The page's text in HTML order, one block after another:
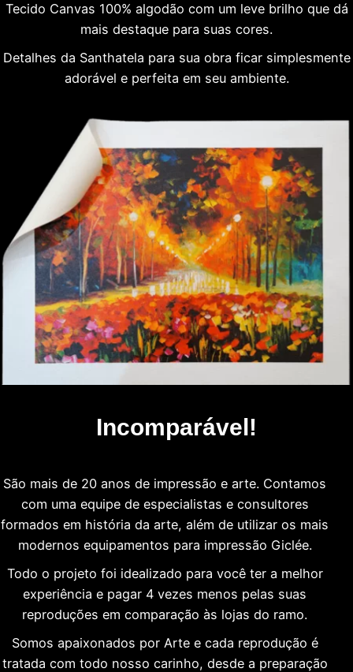
Tecido Canvas 100% algodão com um leve brilho que dá
mais destaque para suas cores.
Detalhes da Santhatela para sua obra ficar simplesmente
adorável e perfeita em seu ambiente.
Incomparável!
São mais de 20 anos de impressão e arte. Contamos
com uma equipe de especialistas e consultores
formados em história da arte, além de utilizar os mais
modernos equipamentos para impressão Giclée.
Todo o projeto foi idealizado para você ter a melhor
experiência e pagar 4 vezes menos pelas suas
reproduções em comparação às lojas do ramo.
Somos apaixonados por Arte e cada reprodução é
tratada com todo nosso carinho, desde a preparação